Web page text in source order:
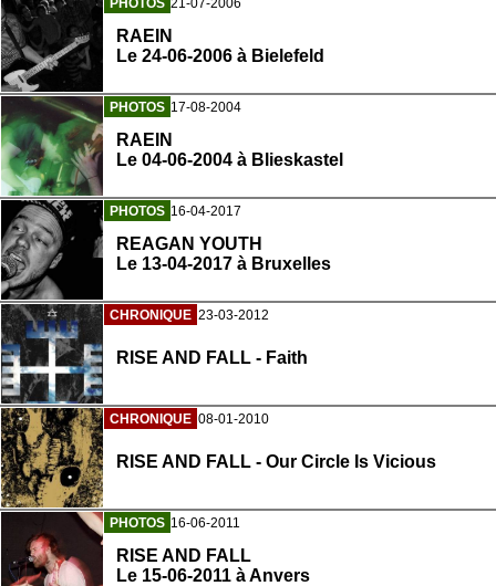
RAEIN
Le 24-06-2006 à Bielefeld
PHOTOS 17-08-2004
RAEIN
Le 04-06-2004 à Blieskastel
PHOTOS 16-04-2017
REAGAN YOUTH
Le 13-04-2017 à Bruxelles
CHRONIQUE 23-03-2012
RISE AND FALL - Faith
CHRONIQUE 08-01-2010
RISE AND FALL - Our Circle Is Vicious
PHOTOS 16-06-2011
RISE AND FALL
Le 15-06-2011 à Anvers